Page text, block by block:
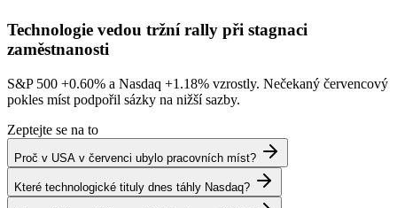
Technologie vedou tržní rally při stagnaci
zaměstnanosti
S&P 500 +0.60% a Nasdaq +1.18% vzrostly. Nečekaný červencový
pokles míst podpořil sázky na nižší sazby.
Zeptejte se na to
Proč v USA v červenci ubylo pracovních míst?
Které technologické tituly dnes táhly Nasdaq?